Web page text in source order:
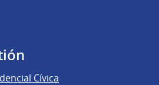
Cívica